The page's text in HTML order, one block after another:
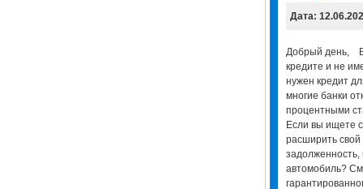
Дата:
Добрый день,
кредите и не
нужен кредит
многие банки
процентными
Если вы ищете
расширить свой
задолженность,
автомобиль?